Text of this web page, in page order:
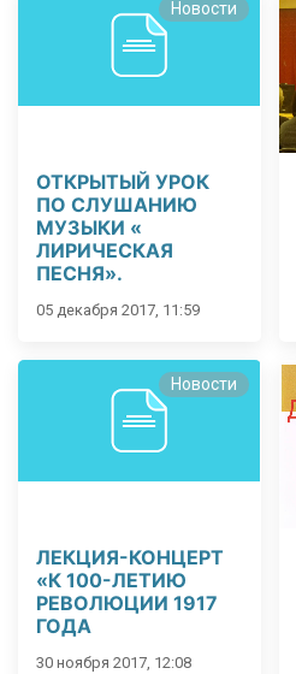
Новости
ОТКРЫТЫЙ УРОК
ПО СЛУШАНИЮ
МУЗЫКИ «
ЛИРИЧЕСКАЯ
ПЕСНЯ».
05 декабря 2017, 11:59
Новости
ЛЕКЦИЯ-КОНЦЕРТ
«К 100-ЛЕТИЮ
РЕВОЛЮЦИИ 1917
ГОДА
30 ноября 2017, 12:08